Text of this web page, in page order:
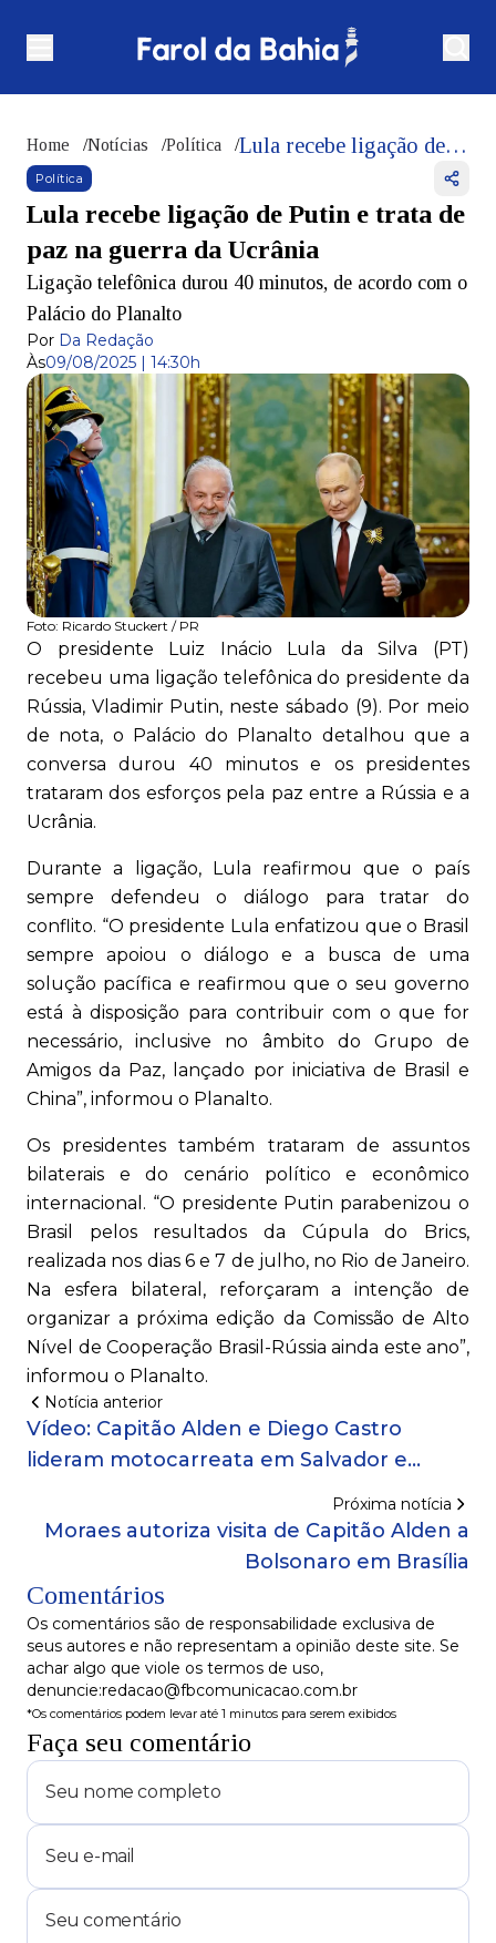
Home /Notícias /Política / Lula recebe ligação de Putin e trata de paz na guerra da Ucrânia
Política
Lula recebe ligação de Putin e trata de
paz na guerra da Ucrânia
Ligação telefônica durou 40 minutos, de acordo com o
Palácio do Planalto
Por Da Redação
Às09/08/2025 | 14:30h
Foto: Ricardo Stuckert / PR
O presidente Luiz Inácio Lula da Silva (PT)
recebeu uma ligação telefônica do presidente da
Rússia, Vladimir Putin, neste sábado (9). Por meio
de nota, o Palácio do Planalto detalhou que a
conversa durou 40 minutos e os presidentes
trataram dos esforços pela paz entre a Rússia e a
Ucrânia.
Durante a ligação, Lula reafirmou que o país
sempre defendeu o diálogo para tratar do
conflito. “O presidente Lula enfatizou que o Brasil
sempre apoiou o diálogo e a busca de uma
solução pacífica e reafirmou que o seu governo
está à disposição para contribuir com o que for
necessário, inclusive no âmbito do Grupo de
Amigos da Paz, lançado por iniciativa de Brasil e
China”, informou o Planalto.
Os presidentes também trataram de assuntos
bilaterais e do cenário político e econômico
internacional. “O presidente Putin parabenizou o
Brasil pelos resultados da Cúpula do Brics,
realizada nos dias 6 e 7 de julho, no Rio de Janeiro.
Na esfera bilateral, reforçaram a intenção de
organizar a próxima edição da Comissão de Alto
Nível de Cooperação Brasil-Rússia ainda este ano”,
informou o Planalto.
Notícia anterior
Vídeo: Capitão Alden e Diego Castro
lideram motocarreata em Salvador e
criticam ‘abusos de autoridade’ contra
Bolsonaro
Próxima notícia
Moraes autoriza visita de Capitão Alden a
Bolsonaro em Brasília
Comentários
Os comentários são de responsabilidade exclusiva de
seus autores e não representam a opinião deste site. Se
achar algo que viole os termos de uso,
denuncie:redacao@fbcomunicacao.com.br
*Os comentários podem levar até 1 minutos para serem exibidos
Faça seu comentário